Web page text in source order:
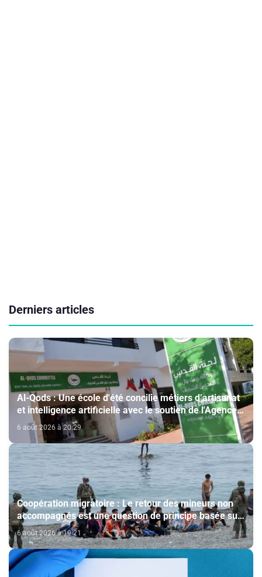
Derniers articles
Al-Qods : Une école d'été concilie métiers d’artisanat
et intelligence artificielle avec le soutien de l'Agence
Bayt Mal Al-Qods Acharif
6 août 2026 à 20:29
Coopération migratoire : Le retour des mineurs non
accompagnés est une question de principe basée sur
les Hautes Instructions Royales (source diplomatique)
6 août 2026 à 19:21